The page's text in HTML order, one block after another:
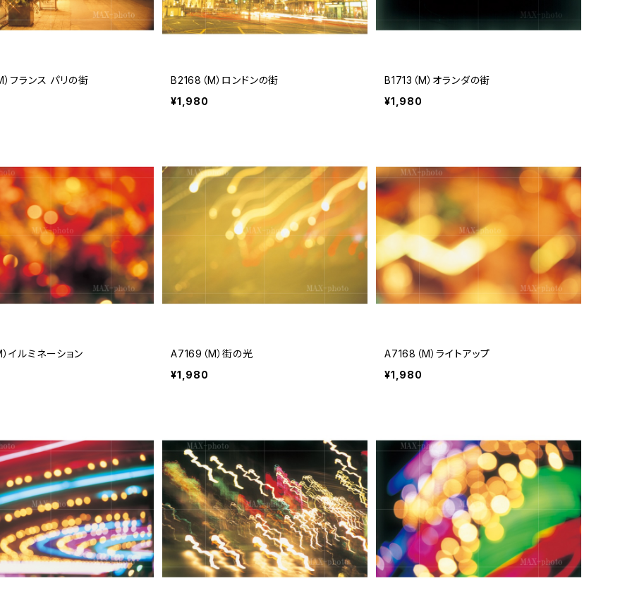
フランス パリの街
B2168（M）ロンドンの街
¥1,980
B1713（M）オランダの街
¥1,980
イルミネーション
A7169（M）街の光
¥1,980
A7168（M）ライトアップ
¥1,980